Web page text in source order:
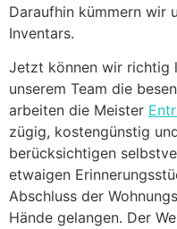
Daraufhin kümmern wir
Inventars.
Jetzt können wir richtig
unserem Team die
arbeiten die Meister
zügig, kostengünstig
berücksichtigen
etwaigen
Abschluss der
Hände gelangen. Der